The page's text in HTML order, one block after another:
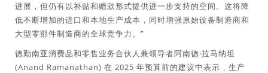
进展，但仍有以补贴和赠款形式提供进一步支持的空间。这将降
低不断增加的进口和本地生产成本，同时增强原始设备制造商和
大型零部件制造商的全球竞争力。”
德勤南亚消费品和零售业务合伙人兼领导者阿南德·拉马纳坦
(Anand Ramanathan) 在 2025 年预算前的建议中表示，生产